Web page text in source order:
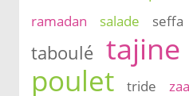
ramadan salade seffa
taboulé tajine
poulet
tride